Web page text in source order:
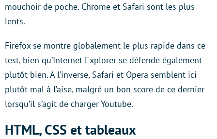
mouchoir de poche. Chrome et Safari sont les plus
lents.
Firefox se montre globalement le plus rapide dans ce
test, bien qu’Internet Explorer se défende également
plutôt bien. A l’inverse, Safari et Opera semblent ici
plutôt mal à l’aise, malgré un bon score de ce dernier
lorsqu’il s’agit de charger Youtube.
HTML, CSS et tableaux